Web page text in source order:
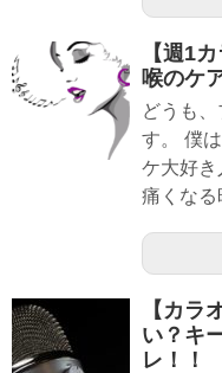
【週1
喉のケ
どうも
す。 僕
ケ大好き
痛くなる
【カラ
い？キ
レ！！